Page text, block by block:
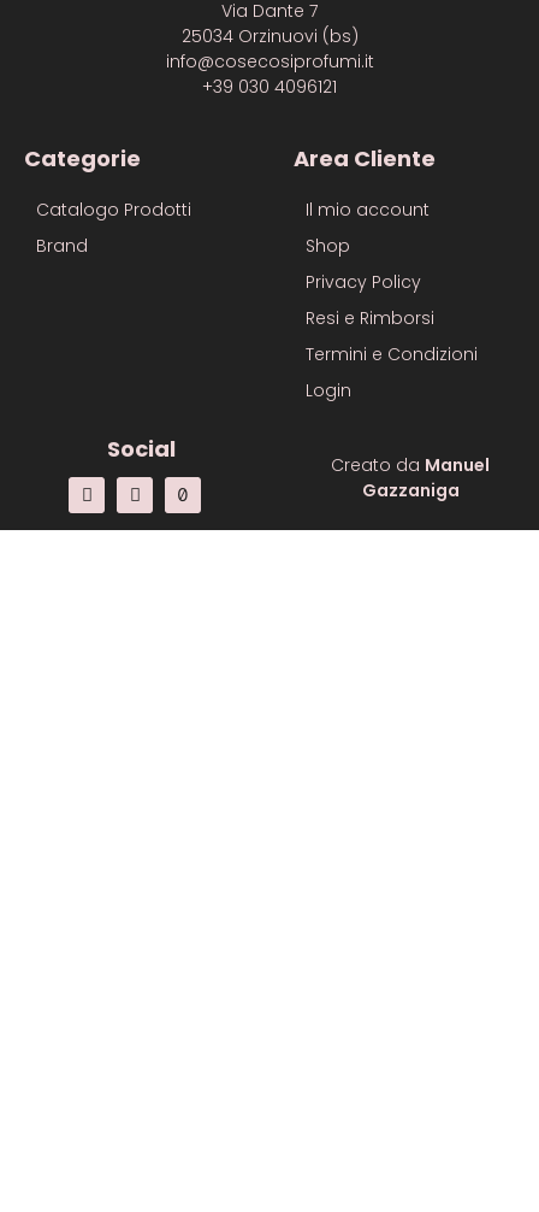
Via Dante 7
25034 Orzinuovi (bs)
info@cosecosiprofumi.it
+39 030 4096121
Categorie
Catalogo Prodotti
Brand
Area Cliente
Il mio account
Shop
Privacy Policy
Resi e Rimborsi
Termini e Condizioni
Login
Social
Creato da Manuel
Gazzaniga